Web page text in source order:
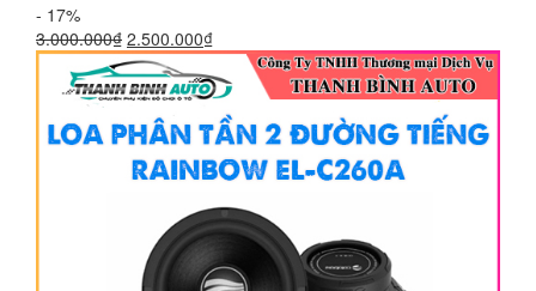
- 17%
3.000.000₫ Giá
gốc
là:
2.500.000₫Giá
hiện
tại
là:
2.500.000₫.